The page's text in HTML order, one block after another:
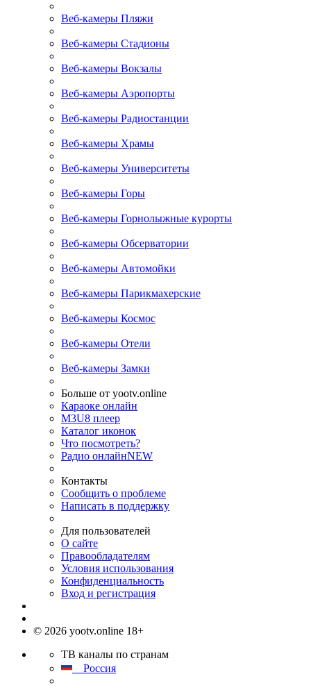
Веб-камеры Пляжи
Веб-камеры Стадионы
Веб-камеры Вокзалы
Веб-камеры Аэропорты
Веб-камеры Радиостанции
Веб-камеры Храмы
Веб-камеры Университеты
Веб-камеры Горы
Веб-камеры Горнолыжные курорты
Веб-камеры Обсерватории
Веб-камеры Автомойки
Веб-камеры Парикмахерские
Веб-камеры Космос
Веб-камеры Отели
Веб-камеры Замки
Больше от yootv.online
Караоке онлайн
M3U8 плеер
Каталог иконок
Что посмотреть?
Радио онлайнNEW
Контакты
Сообщить о проблеме
Написать в поддержку
Для пользователей
О сайте
Правообладателям
Условия использования
Конфиденциальность
Вход и регистрация
© 2026 yootv.online 18+
ТВ каналы по странам
Россия